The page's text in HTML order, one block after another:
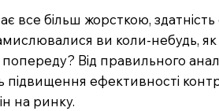
все більш жорсткою,
ви коли-небудь,
Від правильного
підвищення ефективності
на ринку.